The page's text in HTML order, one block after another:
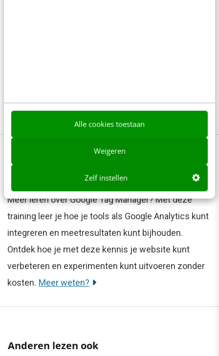
Alle cookies toestaan
Weigeren
Zelf instellen
en richt GTM en GA4 in.
Ontdek de kracht van Google Tag
Meer leren over Google Tag Manager? Met deze
training leer je hoe je tools als Google Analytics kunt
integreren en meetresultaten kunt bijhouden.
Ontdek hoe je met deze kennis je website kunt
verbeteren en experimenten kunt uitvoeren zonder
kosten. Meer weten?
Anderen lezen ook